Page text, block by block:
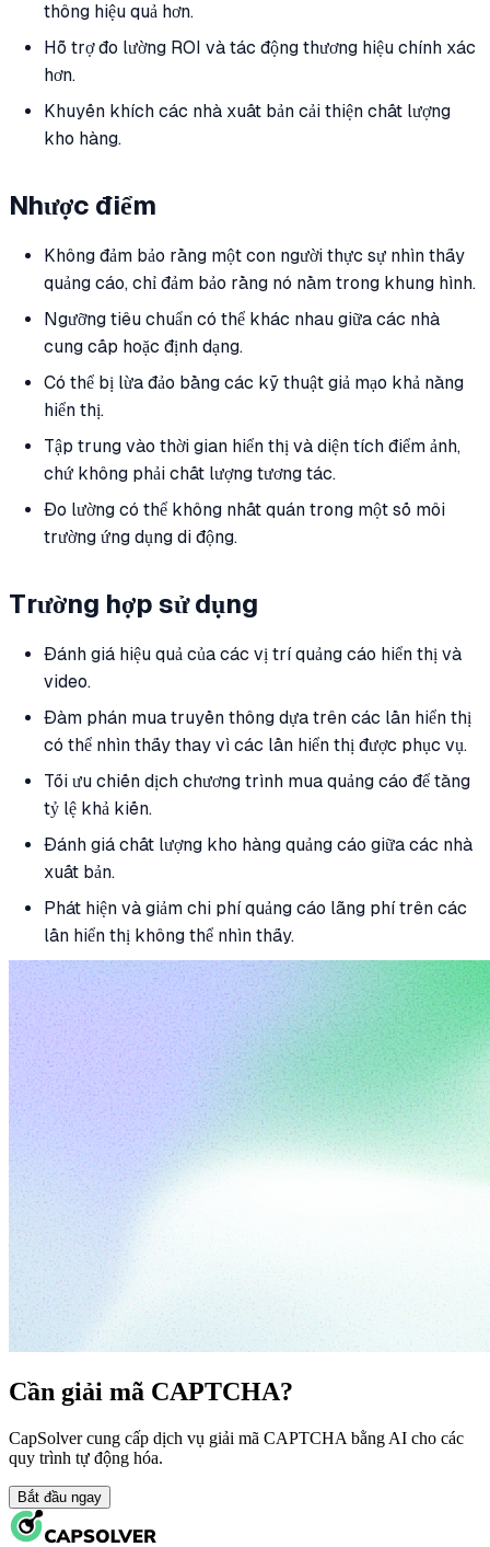
thông hiệu quả hơn.
Hỗ trợ đo lường ROI và tác động thương hiệu chính xác
hơn.
Khuyến khích các nhà xuất bản cải thiện chất lượng
kho hàng.
Nhược điểm
Không đảm bảo rằng một con người thực sự nhìn thấy
quảng cáo, chỉ đảm bảo rằng nó nằm trong khung hình.
Ngưỡng tiêu chuẩn có thể khác nhau giữa các nhà
cung cấp hoặc định dạng.
Có thể bị lừa đảo bằng các kỹ thuật giả mạo khả năng
hiển thị.
Tập trung vào thời gian hiển thị và diện tích điểm ảnh,
chứ không phải chất lượng tương tác.
Đo lường có thể không nhất quán trong một số môi
trường ứng dụng di động.
Trường hợp sử dụng
Đánh giá hiệu quả của các vị trí quảng cáo hiển thị và
video.
Đàm phán mua truyền thông dựa trên các lần hiển thị
có thể nhìn thấy thay vì các lần hiển thị được phục vụ.
Tối ưu chiến dịch chương trình mua quảng cáo để tăng
tỷ lệ khả kiến.
Đánh giá chất lượng kho hàng quảng cáo giữa các nhà
xuất bản.
Phát hiện và giảm chi phí quảng cáo lãng phí trên các
lần hiển thị không thể nhìn thấy.
Cần giải mã CAPTCHA?
CapSolver cung cấp dịch vụ giải mã CAPTCHA bằng AI cho các
quy trình tự động hóa.
Bắt đầu ngay